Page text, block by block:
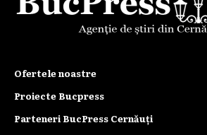
Ofertele noastre
Proiecte Bucpress
Parteneri BucPress Cernăuți